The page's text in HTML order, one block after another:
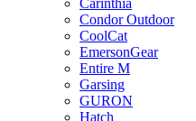
Carinthia
Condor Outdoor
CoolCat
EmersonGear
Entire M
Garsing
GURON
Hatch